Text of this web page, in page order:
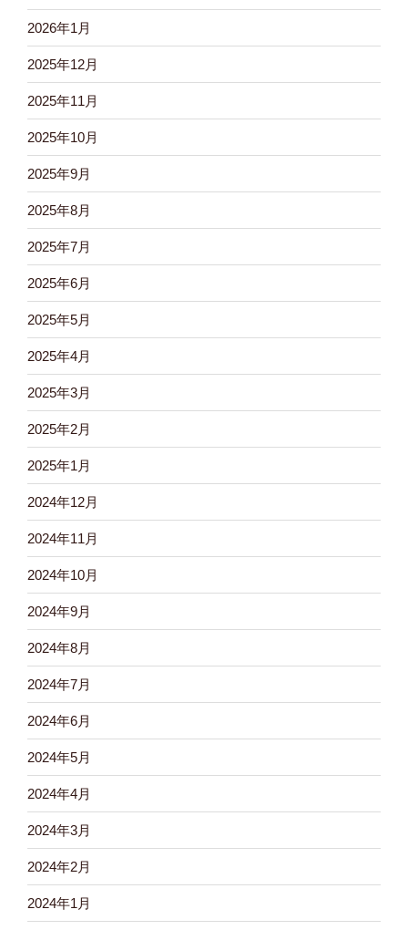
2026年1月
2025年12月
2025年11月
2025年10月
2025年9月
2025年8月
2025年7月
2025年6月
2025年5月
2025年4月
2025年3月
2025年2月
2025年1月
2024年12月
2024年11月
2024年10月
2024年9月
2024年8月
2024年7月
2024年6月
2024年5月
2024年4月
2024年3月
2024年2月
2024年1月